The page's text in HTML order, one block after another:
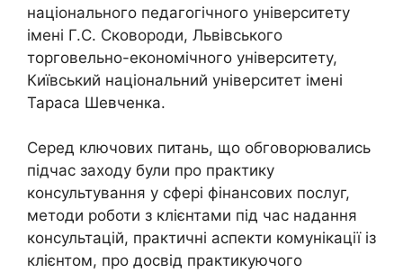
національного педагогічного університету
імені Г.С. Сковороди, Львівського
торговельно-економічного університету,
Київський національний університет імені
Тараса Шевченка.
Серед ключових питань, що обговорювались
підчас заходу були про практику
консультування у сфері фінансових послуг,
методи роботи з клієнтами під час надання
консультацій, практичні аспекти комунікації із
клієнтом, про досвід практикуючого